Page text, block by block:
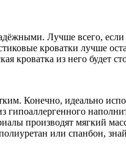
Лучше всего, если
кроватки лучше
кроватка из него будет
Конечно, идеально
гипоаллергенного
производят мягкий
или спанбон,